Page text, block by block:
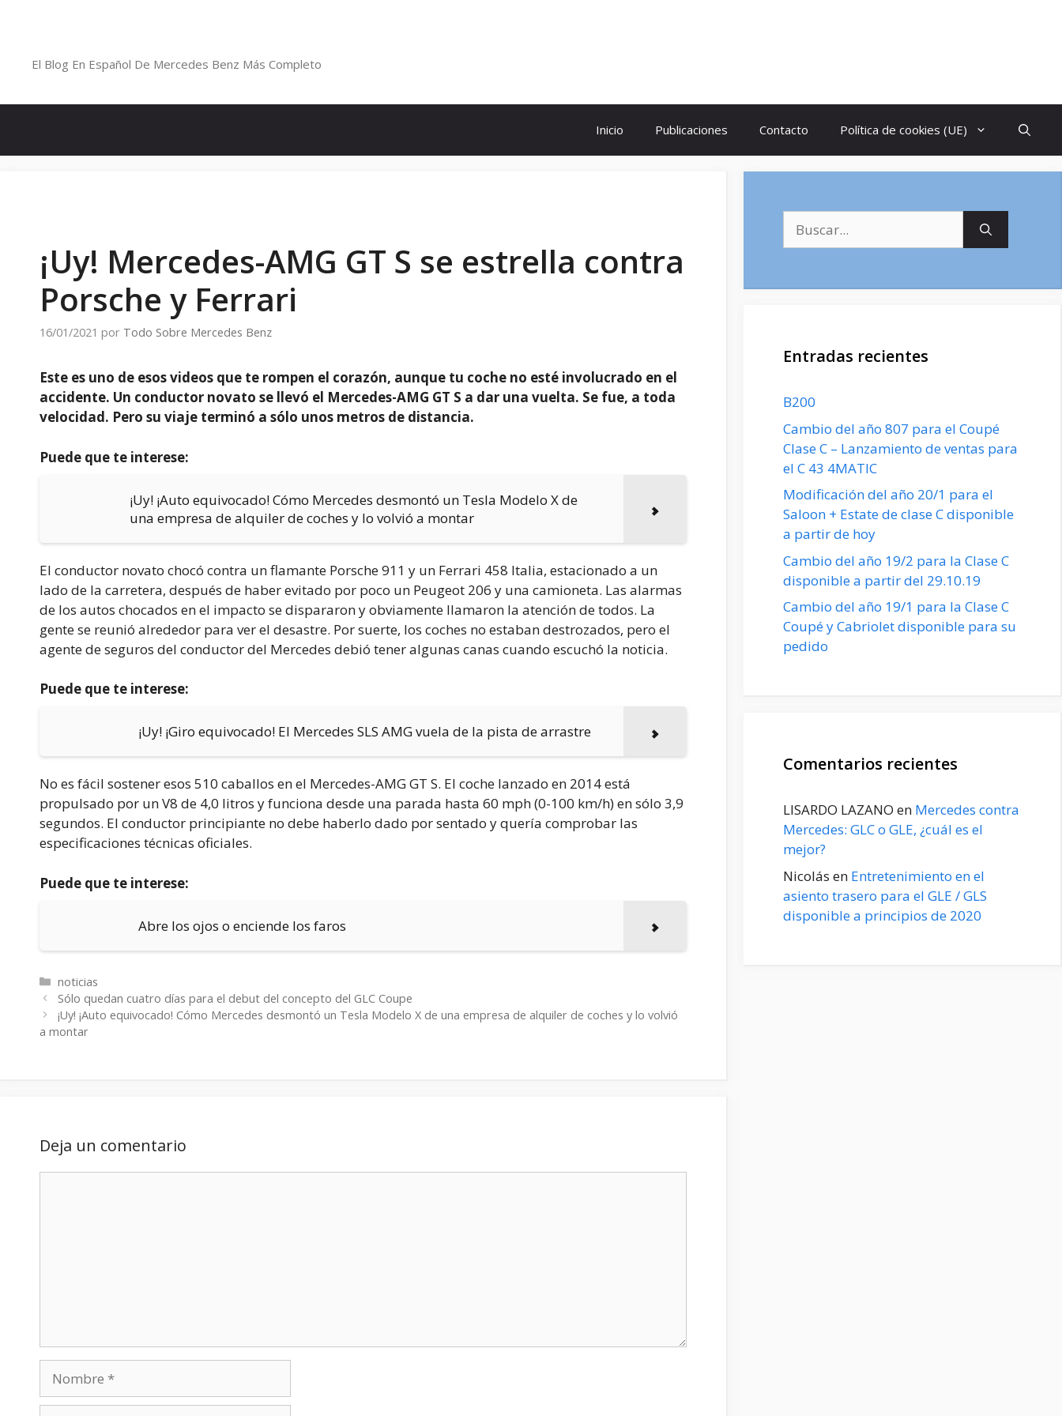
El Blog En Español De Mercedes Benz Más Completo
Inicio Publicaciones Contacto Política de cookies (UE)
¡Uy! Mercedes-AMG GT S se estrella contra
Porsche y Ferrari
16/01/2021 por Todo Sobre Mercedes Benz
Este es uno de esos videos que te rompen el corazón, aunque tu coche no esté involucrado en el
accidente. Un conductor novato se llevó el Mercedes-AMG GT S a dar una vuelta. Se fue, a toda
velocidad. Pero su viaje terminó a sólo unos metros de distancia.
Puede que te interese:
¡Uy! ¡Auto equivocado! Cómo Mercedes desmontó un Tesla Modelo X de
una empresa de alquiler de coches y lo volvió a montar
El conductor novato chocó contra un flamante Porsche 911 y un Ferrari 458 Italia, estacionado a un
lado de la carretera, después de haber evitado por poco un Peugeot 206 y una camioneta. Las alarmas
de los autos chocados en el impacto se dispararon y obviamente llamaron la atención de todos. La
gente se reunió alrededor para ver el desastre. Por suerte, los coches no estaban destrozados, pero el
agente de seguros del conductor del Mercedes debió tener algunas canas cuando escuchó la noticia.
Puede que te interese:
¡Uy! ¡Giro equivocado! El Mercedes SLS AMG vuela de la pista de arrastre
No es fácil sostener esos 510 caballos en el Mercedes-AMG GT S. El coche lanzado en 2014 está
propulsado por un V8 de 4,0 litros y funciona desde una parada hasta 60 mph (0-100 km/h) en sólo 3,9
segundos. El conductor principiante no debe haberlo dado por sentado y quería comprobar las
especificaciones técnicas oficiales.
Puede que te interese:
Abre los ojos o enciende los faros
Categorías
noticias
Sólo quedan cuatro días para el debut del concepto del GLC Coupe
¡Uy! ¡Auto equivocado! Cómo Mercedes desmontó un Tesla Modelo X de una empresa de alquiler de coches y lo volvió
a montar
Deja un comentario
Entradas recientes
B200
Cambio del año 807 para el Coupé
Clase C – Lanzamiento de ventas para
el C 43 4MATIC
Modificación del año 20/1 para el
Saloon + Estate de clase C disponible
a partir de hoy
Cambio del año 19/2 para la Clase C
disponible a partir del 29.10.19
Cambio del año 19/1 para la Clase C
Coupé y Cabriolet disponible para su
pedido
Comentarios recientes
LISARDO LAZANO en Mercedes contra
Mercedes: GLC o GLE, ¿cuál es el
mejor?
Nicolás en Entretenimiento en el
asiento trasero para el GLE / GLS
disponible a principios de 2020